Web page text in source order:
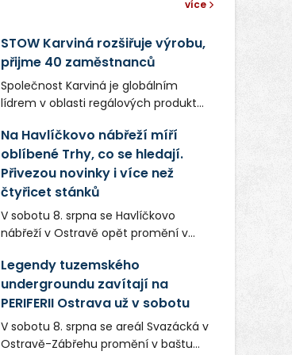
více
STOW Karviná rozšiřuje výrobu,
přijme 40 zaměstnanců
Společnost Karviná je globálním
lídrem v oblasti regálových produktů
zaměstnavatelem na Karvinsku a
firmou s obrovským potenciálem.
Na Havlíčkovo nábřeží míří
oblíbené Trhy, co se hledají.
Přivezou novinky i více než
čtyřicet stánků
V sobotu 8. srpna se Havlíčkovo
nábřeží v Ostravě opět promění v
lokálních výrobků. Trhy, co se hledají
tentokrát nabídnou více než čtyřicet
pečlivě vybraných stánků s kvalitní
gastronomií, farmářskými produkty,
designem i řemeslnou tvorbou.
Legendy tuzemského
undergroundu zavítají na
PERIFERII Ostrava už v sobotu
V sobotu 8. srpna se areál Svazácká v
Ostravě-Zábřehu promění v baštu